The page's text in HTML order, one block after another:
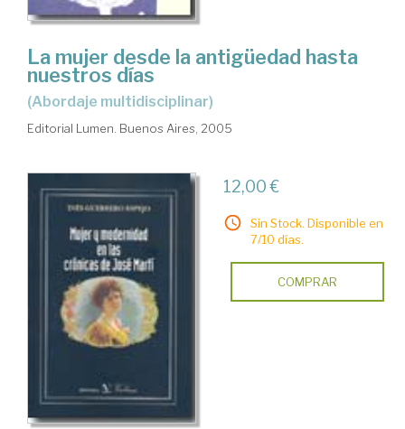
La mujer desde la antigüedad hasta
nuestros días
(abordaje multidisciplinar)
Editorial Lumen. Buenos Aires, 2005
12,00 €
Sin Stock. Disponible en
7/10 días.
COMPRAR